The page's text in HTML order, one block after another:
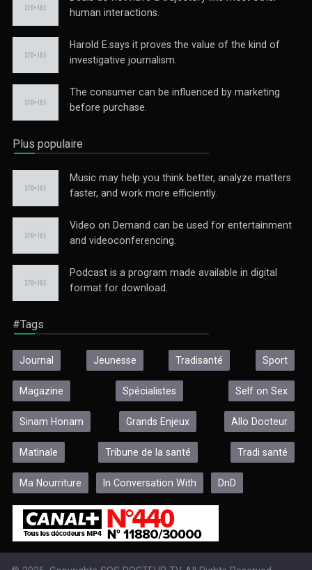
human interactions.
Harold E.says it proves the value of the kind of
investigative journalism.
The consumer can be influenced by marketing
before purchase.
Plus populaire
Music may help you think better, analyze matters
faster, and work more efficiently.
Video on Demand can be used for entertainment
and videoconferencing.
Podcast is a program made available in digital
format for download.
#Tags
Journal Jeunesse Tradisanté Sport
Magazine Spécialistes Self on Sex
Sinam Honam Grands Enjeux Allo Docteur
Matinale Tribune de la santé Tradi santé
Ma Nourriture In Conversation With DnD